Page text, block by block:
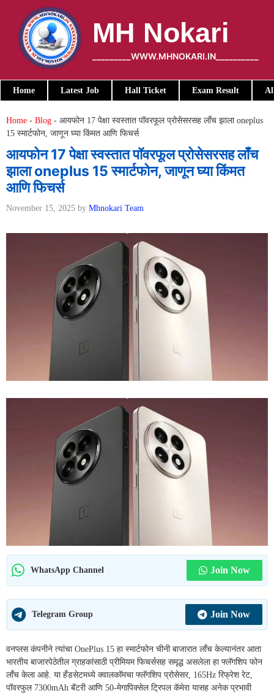
content
MH Nokari
_________WWW.MHNOKARI.IN__________
Home Latest Job Hall Ticket Exam Result
Home - Blog - आयफोन 17 पेक्षा स्वस्तात पॉवरफूल प्रोसेसरसह लाँच झाला oneplus
15 स्मार्टफोन, जाणून घ्या किंमत आणि फिचर्स
आयफोन 17 पेक्षा स्वस्तात पॉवरफूल प्रोसेसरसह लाँच
झाला oneplus 15 स्मार्टफोन, जाणून घ्या किंमत
आणि फिचर्स
November 15, 2025 by Mhnokari Team
WhatsApp Channel Join Now
Telegram Group Join Now
वनप्लस कंपनीने त्यांचा OnePlus 15 हा स्मार्टफोन चीनी बाजारात लाँच केल्यानंतर आता
भारतीय बाजारपेठेतील ग्राहकांसाठी प्रीमियम फिचर्ससह समृद्ध असलेला हा फ्लॅगशिप फोन
लाँच केला आहे. या हँडसेटमध्ये क्वालकॉमचा फ्लॅगशिप प्रोसेसर, 165Hz रिफ्रेश रेट,
पॉवरफुल 7300mAh बॅटरी आणि 50-मेगापिक्सेल ट्रिपल कॅमेरा यासह अनेक प्रभावी